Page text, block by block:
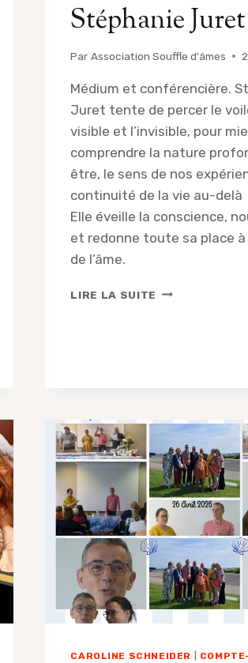
Stéphanie Juret
Par Association Souffle d'âmes
Médium et conférencière.
Juret tente de percer le
visible et l’invisible, pour
comprendre la nature
être, le sens de nos
continuité de la vie au-delà
Elle éveille la conscience,
et redonne toute sa place
de l’âme.
LIRE LA SUITE STÉPHANIE
CAROLINE SCHNEIDER